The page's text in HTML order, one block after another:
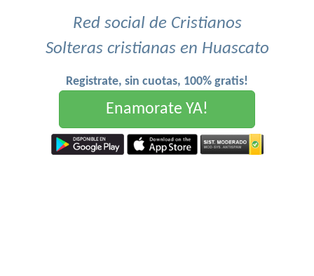
Red social de Cristianos
Solteras cristianas en Huascato
Registrate, sin cuotas, 100% gratis!
Enamorate YA!